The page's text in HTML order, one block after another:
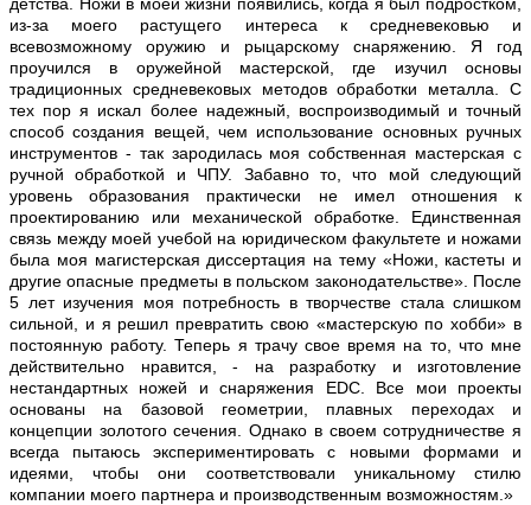
из-за моего растущего интереса к средневековью и
всевозможному оружию и рыцарскому снаряжению. Я год
проучился в оружейной мастерской, где изучил основы
традиционных средневековых методов обработки металла. С
тех пор я искал более надежный, воспроизводимый и точный
способ создания вещей, чем использование основных ручных
инструментов - так зародилась моя собственная мастерская с
ручной обработкой и ЧПУ. Забавно то, что мой следующий
уровень образования практически не имел отношения к
проектированию или механической обработке. Единственная
связь между моей учебой на юридическом факультете и ножами
была моя магистерская диссертация на тему «Ножи, кастеты и
другие опасные предметы в польском законодательстве». После
5 лет изучения моя потребность в творчестве стала слишком
сильной, и я решил превратить свою «мастерскую по хобби» в
постоянную работу. Теперь я трачу свое время на то, что мне
действительно нравится, - на разработку и изготовление
нестандартных ножей и снаряжения EDC. Все мои проекты
основаны на базовой геометрии, плавных переходах и
концепции золотого сечения. Однако в своем сотрудничестве я
всегда пытаюсь экспериментировать с новыми формами и
идеями, чтобы они соответствовали уникальному стилю
компании моего партнера и производственным возможностям.»